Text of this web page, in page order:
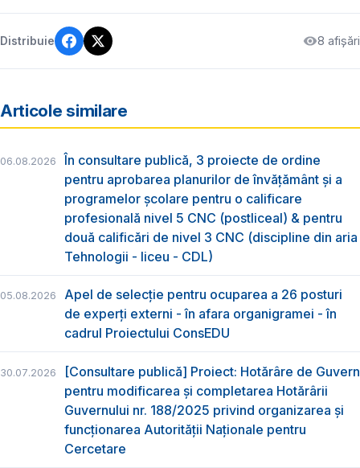
Distribuie 8 afișări
Articole similare
06.08.2026
În consultare publică, 3 proiecte de ordine
pentru aprobarea planurilor de învățământ și a
programelor școlare pentru o calificare
profesională nivel 5 CNC (postliceal) & pentru
două calificări de nivel 3 CNC (discipline din aria
Tehnologii - liceu - CDL)
05.08.2026
Apel de selecție pentru ocuparea a 26 posturi
de experți externi - în afara organigramei - în
cadrul Proiectului ConsEDU
30.07.2026
[Consultare publică] Proiect: Hotărâre de Guvern
pentru modificarea și completarea Hotărârii
Guvernului nr. 188/2025 privind organizarea şi
funcţionarea Autorităţii Naţionale pentru
Cercetare